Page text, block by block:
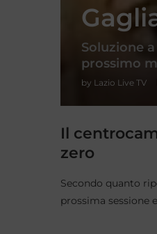
Soluzione
prossimo
by Lazio Live TV
Il
zero
Secondo quanto
prossima sessione